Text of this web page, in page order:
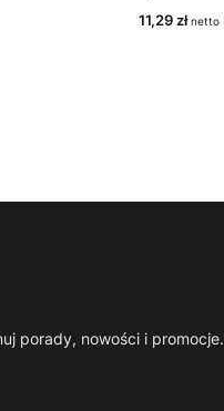
Cena
11,29 zł
porady, nowości i promocje.